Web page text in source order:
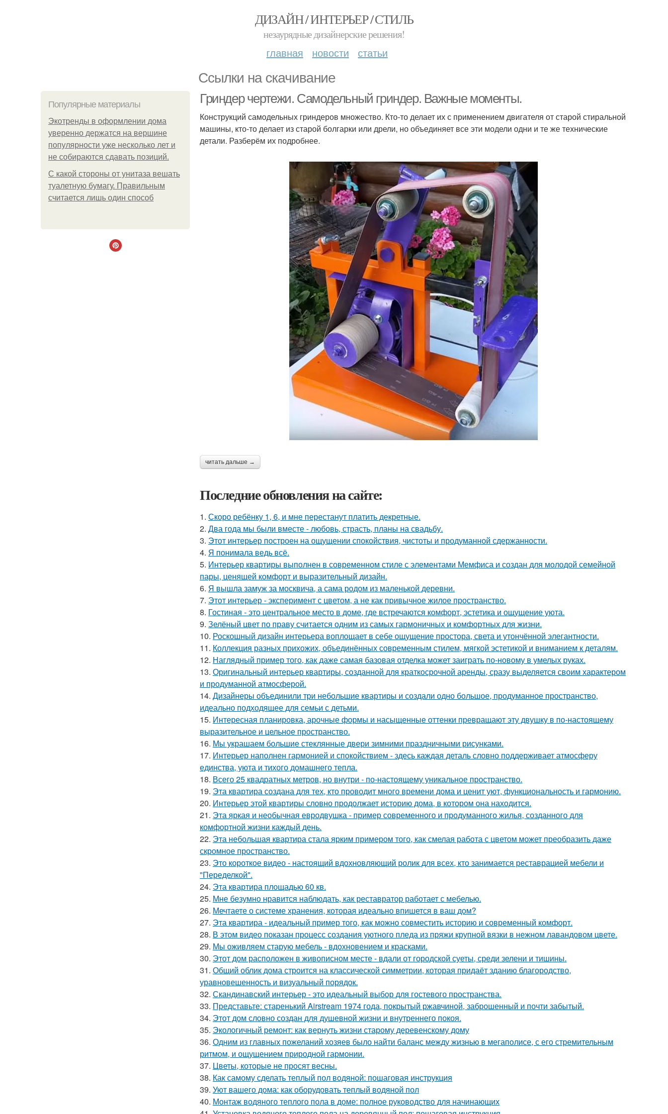
ДИЗАЙН / ИНТЕРЬЕР / СТИЛЬ
незаурядные дизайнерские решения!
главная новости статьи
Ссылки на скачивание
Популярные материалы
Экотренды в оформлении дома
уверенно держатся на вершине
популярности уже несколько лет и
не собираются сдавать позиций.
С какой стороны от унитаза вешать
туалетную бумагу. Правильным
считается лишь один способ
Гриндер чертежи. Самодельный гриндер. Важные моменты.
Конструкций самодельных гриндеров множество. Кто-то делает их с применением двигателя от старой стиральной
машины, кто-то делает из старой болгарки или дрели, но объединяет все эти модели одни и те же технические
детали. Разберём их подробнее.
читать дальше →
Последние обновления на сайте:
1. Скоро ребёнку 1, 6, и мне перестанут платить декретные.
2. Два года мы были вместе - любовь, страсть, планы на свадьбу.
3. Этот интерьер построен на ощущении спокойствия, чистоты и продуманной сдержанности.
4. Я понимала ведь всё.
5. Интерьер квартиры выполнен в современном стиле с элементами Мемфиса и создан для молодой семейной
пары, ценящей комфорт и выразительный дизайн.
6. Я вышла замуж за москвича, а сама родом из маленькой деревни.
7. Этот интерьер - эксперимент с цветом, а не как привычное жилое пространство.
8. Гостиная - это центральное место в доме, где встречаются комфорт, эстетика и ощущение уюта.
9. Зелёный цвет по праву считается одним из самых гармоничных и комфортных для жизни.
10. Роскошный дизайн интерьера воплощает в себе ощущение простора, света и утончённой элегантности.
11. Коллекция разных прихожих, объединённых современным стилем, мягкой эстетикой и вниманием к деталям.
12. Наглядный пример того, как даже самая базовая отделка может заиграть по-новому в умелых руках.
13. Оригинальный интерьер квартиры, созданной для краткосрочной аренды, сразу выделяется своим характером
и продуманной атмосферой.
14. Дизайнеры объединили три небольшие квартиры и создали одно большое, продуманное пространство,
идеально подходящее для семьи с детьми.
15. Интересная планировка, арочные формы и насыщенные оттенки превращают эту двушку в по-настоящему
выразительное и цельное пространство.
16. Мы украшаем большие стеклянные двери зимними праздничными рисунками.
17. Интерьер наполнен гармонией и спокойствием - здесь каждая деталь словно поддерживает атмосферу
единства, уюта и тихого домашнего тепла.
18. Всего 25 квадратных метров, но внутри - по-настоящему уникальное пространство.
19. Эта квартира создана для тех, кто проводит много времени дома и ценит уют, функциональность и гармонию.
20. Интерьер этой квартиры словно продолжает историю дома, в котором она находится.
21. Эта яркая и необычная евродвушка - пример современного и продуманного жилья, созданного для
комфортной жизни каждый день.
22. Эта небольшая квартира стала ярким примером того, как смелая работа с цветом может преобразить даже
скромное пространство.
23. Это короткое видео - настоящий вдохновляющий ролик для всех, кто занимается реставрацией мебели и
"Переделкой".
24. Эта квартира площадью 60 кв.
25. Мне безумно нравится наблюдать, как реставратор работает с мебелью.
26. Мечтаете о системе хранения, которая идеально впишется в ваш дом?
27. Эта квартира - идеальный пример того, как можно совместить историю и современный комфорт.
28. В этом видео показан процесс создания уютного пледа из пряжи крупной вязки в нежном лавандовом цвете.
29. Мы оживляем старую мебель - вдохновением и красками.
30. Этот дом расположен в живописном месте - вдали от городской суеты, среди зелени и тишины.
31. Общий облик дома строится на классической симметрии, которая придаёт зданию благородство,
уравновешенность и визуальный порядок.
32. Скандинавский интерьер - это идеальный выбор для гостевого пространства.
33. Представьте: старенький Airstream 1974 года, покрытый ржавчиной, заброшенный и почти забытый.
34. Этот дом словно создан для душевной жизни и внутреннего покоя.
35. Экологичный ремонт: как вернуть жизни старому деревенскому дому
36. Одним из главных пожеланий хозяев было найти баланс между жизнью в мегаполисе, с его стремительным
ритмом, и ощущением природной гармонии.
37. Цветы, которые не просят весны.
38. Как самому сделать теплый пол водяной: пошаговая инструкция
39. Уют вашего дома: как оборудовать теплый водяной пол
40. Монтаж водяного теплого пола в доме: полное руководство для начинающих